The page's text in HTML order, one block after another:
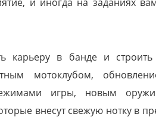
карьеру в банде и
мотоклубом,
игры, новым
внесут свежую нотку в